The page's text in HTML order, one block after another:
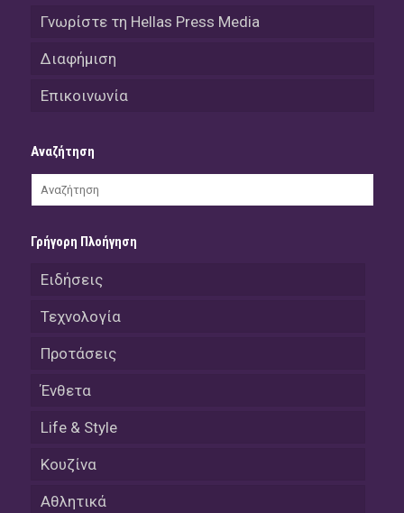
Γνωρίστε τη Hellas Press Media
Διαφήμιση
Επικοινωνία
Αναζήτηση
Γρήγορη Πλοήγηση
Ειδήσεις
Τεχνολογία
Προτάσεις
Ένθετα
Life & Style
Κουζίνα
Αθλητικά